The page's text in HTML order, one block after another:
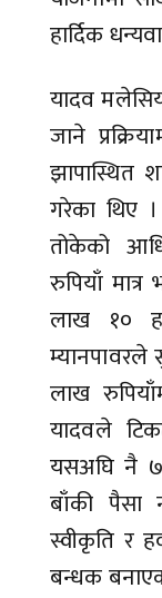
हार्दिक
यादव
जाने
झापास्थित
गरेका थिए
तोकेको
रुपियाँ
लाख १०
लाख
यादवले
यसअघि नै
बाँकी पैसा
स्वीकृति र
बन्धक